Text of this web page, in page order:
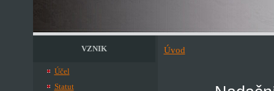
VZNIK
Účel
Statut
Úvod